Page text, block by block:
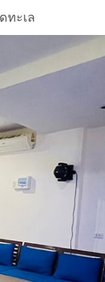
ทะเล